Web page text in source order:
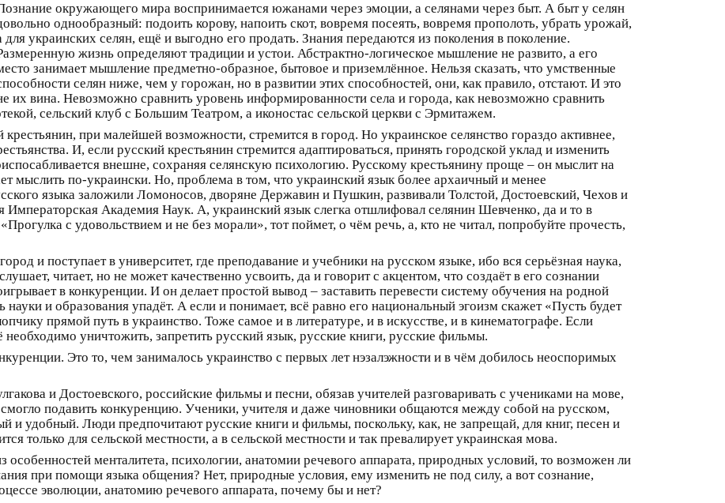
окружающего мира воспринимается южанами через эмоции, а селянами через быт. А быт у селян
однообразный: подоить корову, напоить скот, вовремя посеять, вовремя прополоть, убрать урожай,
для украинских селян, ещё и выгодно его продать. Знания передаются из поколения в поколение.
жизнь определяют традиции и устои. Абстрактно-логическое мышление не развито, а его
занимает мышление предметно-образное, бытовое и приземлённое. Нельзя сказать, что умственные
селян ниже, чем у горожан, но в развитии этих способностей, они, как правило, отстают. И это
их вина. Невозможно сравнить уровень информированности села и города, как невозможно сравнить
сельский клуб с Большим Театром, а иконостас сельской церкви с Эрмитажем.
при малейшей возможности, стремится в город. Но украинское селянство гораздо активнее,
И, если русский крестьянин стремится адаптироваться, принять городской уклад и изменить
внешне, сохраняя селянскую психологию. Русскому крестьянину проще – он мыслит на
мыслить по-украински. Но, проблема в том, что украинский язык более архаичный и менее
языка заложили Ломоносов, дворяне Державин и Пушкин, развивали Толстой, Достоевский, Чехов и
Императорская Академия Наук. А, украинский язык слегка отшлифовал селянин Шевченко, да и то в
с удовольствием и не без морали», тот поймет, о чём речь, а, кто не читал, попробуйте прочесть,
и поступает в университет, где преподавание и учебники на русском языке, ибо вся серьёзная наука,
читает, но не может качественно усвоить, да и говорит с акцентом, что создаёт в его сознании
в конкуренции. И он делает простой вывод – заставить перевести систему обучения на родной
и образования упадёт. А если и понимает, всё равно его национальный эгоизм скажет «Пусть будет
прямой путь в украинство. Тоже самое и в литературе, и в искусстве, и в кинематографе. Если
уничтожить, запретить русский язык, русские книги, русские фильмы.
Это то, чем занималось украинство с первых лет нэзалэжности и в чём добилось неоспоримых
и Достоевского, российские фильмы и песни, обязав учителей разговаривать с учениками на мове,
подавить конкуренцию. Ученики, учителя и даже чиновники общаются между собой на русском,
и удобный. Люди предпочитают русские книги и фильмы, поскольку, как, не запрещай, для книг, песен и
только для сельской местности, а в сельской местности и так превалирует украинская мова.
особенностей менталитета, психологии, анатомии речевого аппарата, природных условий, то возможен ли
при помощи языка общения? Нет, природные условия, ему изменить не под силу, а вот сознание,
эволюции, анатомию речевого аппарата, почему бы и нет?